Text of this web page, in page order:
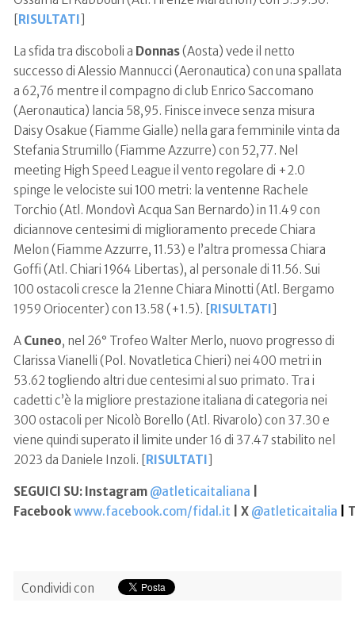
[RISULTATI]
La sfida tra discoboli a Donnas(Aosta) vede il netto
successo di Alessio Mannucci (Aeronautica) con una spallata
a 62,76 mentre il compagno di club Enrico Saccomano
(Aeronautica) lancia 58,95. Finisce invece senza misura
Daisy Osakue (Fiamme Gialle) nella gara femminile vinta da
Stefania Strumillo (Fiamme Azzurre) con 52,77. Nel
meeting High Speed League il vento regolare di +2.0
spinge le velociste sui 100 metri: la ventenne Rachele
Torchio (Atl. Mondovì Acqua San Bernardo) in 11.49 con
diciannove centesimi di miglioramento precede Chiara
Melon (Fiamme Azzurre, 11.53) e l’altra promessa Chiara
Goffi (Atl. Chiari 1964 Libertas), al personale di 11.56. Sui
100 ostacoli cresce la 21enne Chiara Minotti (Atl. Bergamo
1959 Oriocenter) con 13.58 (+1.5). [RISULTATI]
A Cuneo, nel 26° Trofeo Walter Merlo, nuovo progresso di
Clarissa Vianelli (Pol. Novatletica Chieri) nei 400 metri in
53.62 togliendo altri due centesimi al suo primato. Tra i
cadetti c’è la migliore prestazione italiana di categoria nei
300 ostacoli per Nicolò Borello (Atl. Rivarolo) con 37.30 e
viene quindi superato il limite under 16 di 37.47 stabilito nel
2023 da Daniele Inzoli. [RISULTATI]
SEGUICI SU: Instagram @atleticaitaliana
Facebookwww.facebook.com/fidal.it | X @atleticaitalia
Condividi con